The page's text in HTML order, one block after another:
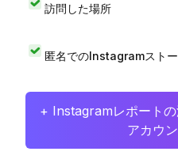
訪問した場所
匿名でのInstagramスト
+ Instagramレポート
アカウ